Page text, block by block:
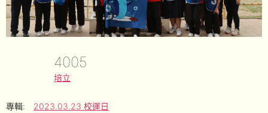
4005
培立
專輯:
2023.03.23 校運日